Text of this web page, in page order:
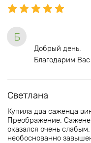
Б
Добрый день.
Благодарим
Светлана
Купила два саженца
Преображение.
оказался очень
необоснованно